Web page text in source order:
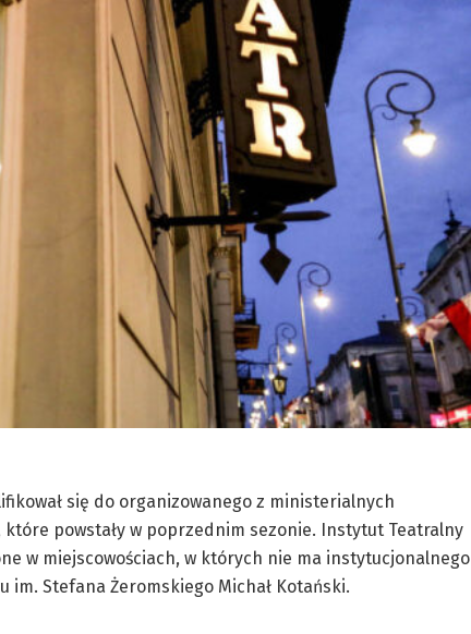
się do organizowanego z ministerialnych
powstały w poprzednim sezonie. Instytut Teatralny
w miejscowościach, w których nie ma instytucjonalnego
Stefana Żeromskiego Michał Kotański.